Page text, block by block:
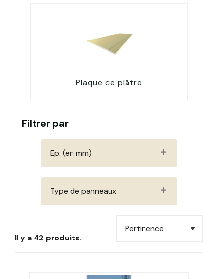
Plaque de plâtre
Filtrer par
Ep. (en mm)
Type de panneaux
Il y a 42 produits.